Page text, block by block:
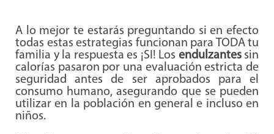
A lo mejor te estarás preguntando si en efecto
todas estas estrategias funcionan para TODA tu
familia y la respuesta es ¡SI! Los endulzantessin
calorías pasaron por una evaluación estricta de
seguridad antes de ser aprobados para el
consumo humano, asegurando que se pueden
utilizar en la población en general e incluso en
niños.